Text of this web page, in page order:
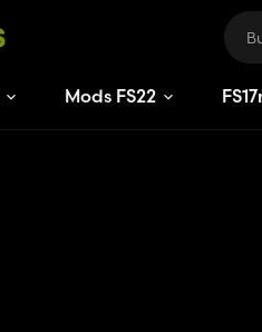
Mods FS22 FS17